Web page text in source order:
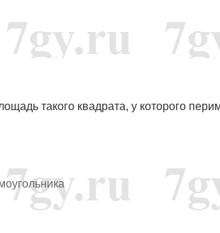
такого квадрата, у которого